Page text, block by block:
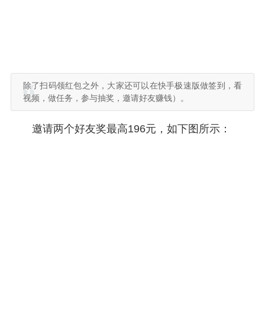
除了扫码领红包之外，大家还可以在快手极速版做签到，看
视频，做任务，参与抽奖，邀请好友赚钱）。
邀请两个好友奖最高196元，如下图所示：